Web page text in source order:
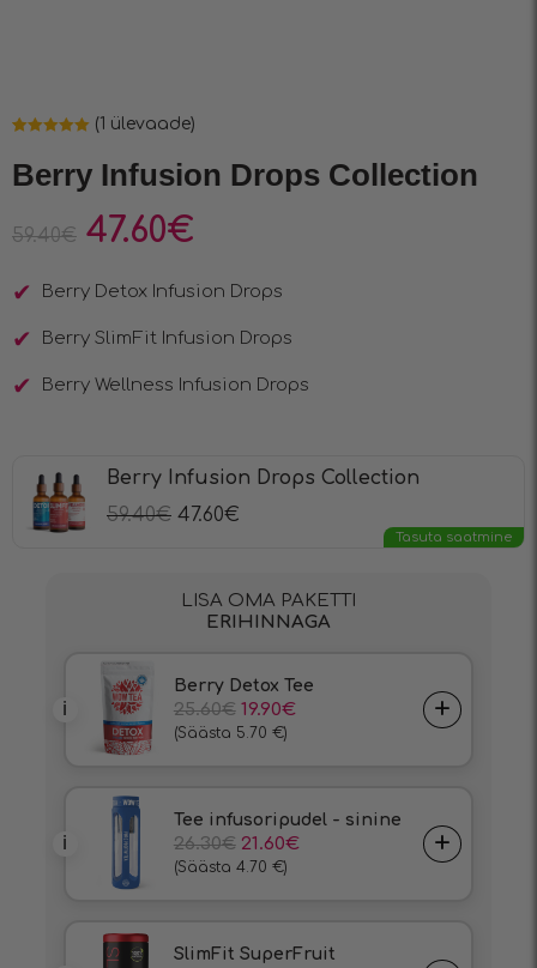
kliendi
hinnangu
(1 ülevaade)
Berry Infusion Drops Collection
59.40€ 47.60€
Berry Detox Infusion Drops
Berry SlimFit Infusion Drops
Berry Wellness Infusion Drops
Berry Infusion Drops Collection
59.40€ 47.60€
Tasuta saatmine